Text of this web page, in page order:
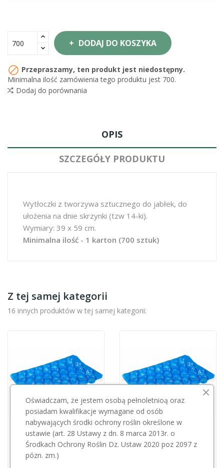
DODAJ DO KOSZYKA
 Przepraszamy, ten produkt jest niedostępny.
Minimalna ilość zamówienia tego produktu jest 700.
Dodaj do porównania
OPIS
SZCZEGÓŁY PRODUKTU
Wytłoczki z tworzywa sztucznego do jabłek, do
ułożenia na dnie skrzynki (tzw 14-ki).
Wymiary: 39 x 59 cm.
Minimalna ilość - 1 karton (700 sztuk)
Z tej samej kategorii
16 innych produktów w tej samej kategorii:
Przepraszamy, ten produkt
jest niedostępny.
Przepraszamy, ten produkt
jest niedostępny.
Oświadczam, że jestem osobą pełnoletnioą oraz
posiadam kwalifikacje wymagane od osób
nabywających środki ochrony roślin określone w
ustawie (art. 28 Ustawy z dn. 8 marca 2013r. o
Środkach Ochrony Roślin Dz. Ustaw 2020 poz 2097 z
pózn. zm.)